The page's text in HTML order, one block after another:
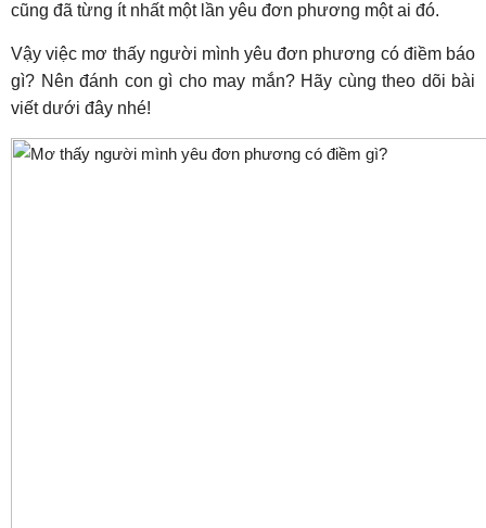
cũng đã từng ít nhất một lần yêu đơn phương một ai đó.
Vậy việc mơ thấy người mình yêu đơn phương có điềm báo
gì? Nên đánh con gì cho may mắn? Hãy cùng theo dõi bài
viết dưới đây nhé!